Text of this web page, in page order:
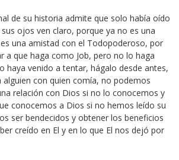
de su historia admite que solo había oído
ojos ven claro, porque ya no es una
una amistad con el Todopoderoso, por
a que haga como Job, pero no lo haga
haya venido a tentar, hágalo desde antes,
con quien comía, no podemos
relación con Dios si no lo conocemos y
conocemos a Dios si no hemos leído su
ser bendecidos y obtener los beneficios
creído en El y en lo que El nos dejó por